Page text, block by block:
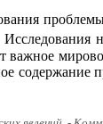
Исследования
содержание